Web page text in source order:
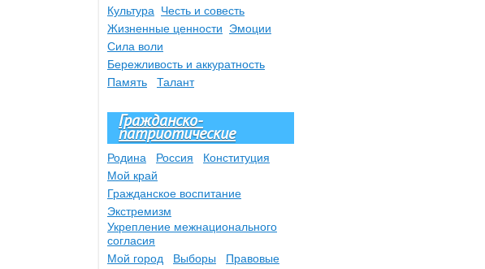
Культура
Честь и совесть
Жизненные ценности
Эмоции
Сила воли
Бережливость и аккуратность
Память
Талант
Гражданско-
патриотические
Родина Россия
Конституция
Мой край
Гражданское воспитание
Экстремизм
Укрепление межнационального
согласия
Мой город
Выборы
Правовые